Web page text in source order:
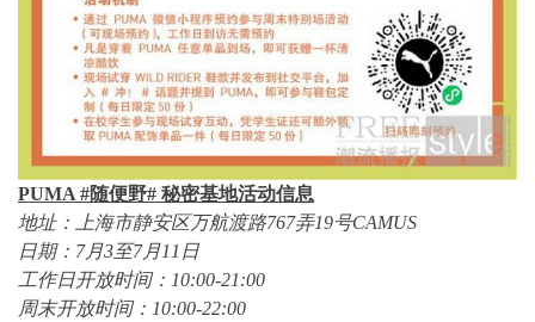
PUMA #随便野# 秘密基地活动信息
地址：上海市静安区万航渡路767弄19号CAMUS
日期： 7月3至7月11 日
工作日开放时间： 10:00-21:00
周末开放时间： 10:00-22:00